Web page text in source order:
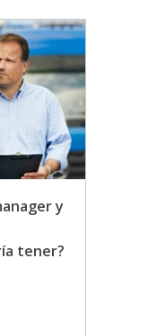
y
tener?